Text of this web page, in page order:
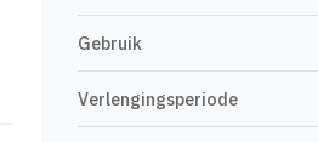
Gebruik
Verlengingsperiode